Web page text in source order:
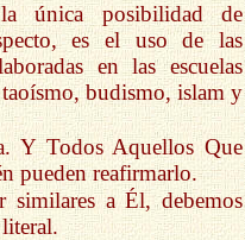
única posibilidad de
es el uso de las
en las escuelas
budismo, islam y
Y Todos Aquellos Que
pueden reafirmarlo.
similares a Él, debemos